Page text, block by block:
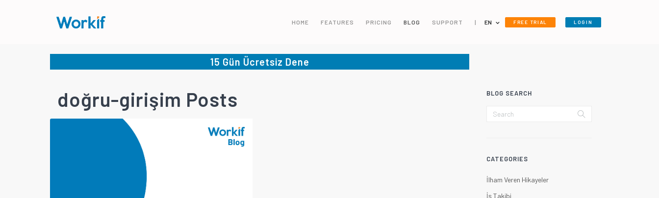
HOME FEATURES PRICING BLOG SUPPORT | EN FREE TRIAL LOGIN
15 Gün Ücretsiz Dene
doğru-girişim Posts BLOG SEARCH
CATEGORIES
İlham Veren Hikayeler
İş Takibi